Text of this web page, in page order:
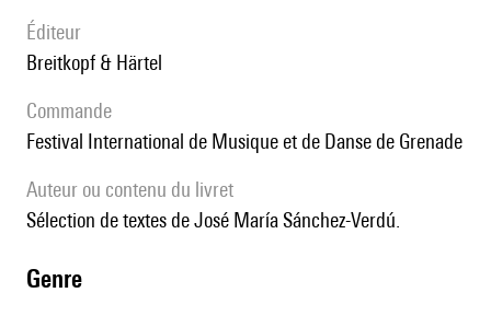
éditeur
Breitkopf & Härtel
Commande
Festival International de Musique et de Danse de Grenade
Auteur ou contenu du livret
Sélection de textes de José María Sánchez-Verdú.
genre